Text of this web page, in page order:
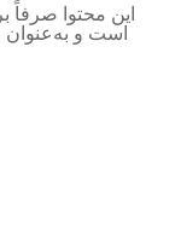
این محتوا صرفاً
است و به‌عنوان